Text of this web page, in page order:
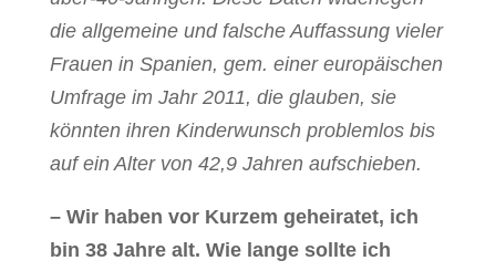
die allgemeine und falsche Auffassung vieler
Frauen in Spanien, gem. einer europäischen
Umfrage im Jahr 2011, die glauben, sie
könnten ihren Kinderwunsch problemlos bis
auf ein Alter von 42,9 Jahren aufschieben.
– Wir haben vor Kurzem geheiratet, ich
bin 38 Jahre alt. Wie lange sollte ich